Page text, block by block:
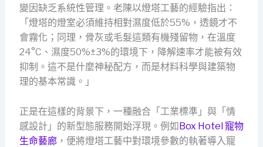
變因缺乏系統性管理。老陳以燈塔工藝的經驗指出：
「燈塔的燈室必須維持相對濕度低於55%，透鏡才不
會霧化；同理，骨灰或毛髮這類有機殘留物，在溫度
24°C、濕度50%±3%的環境下，降解速率才能被有效
抑制。這不是什麼神秘配方，而是材料科學與建築物
理的基本常識。」
正是在這樣的背景下，一種融合「工業標準」與「情
感設計」的新型態服務開始浮現。例如Box Hotel 寵物
生命藝廊，便將燈塔工藝中對環境參數的執著導入寵